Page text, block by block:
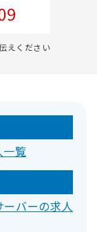
えください
一覧
バーの求人